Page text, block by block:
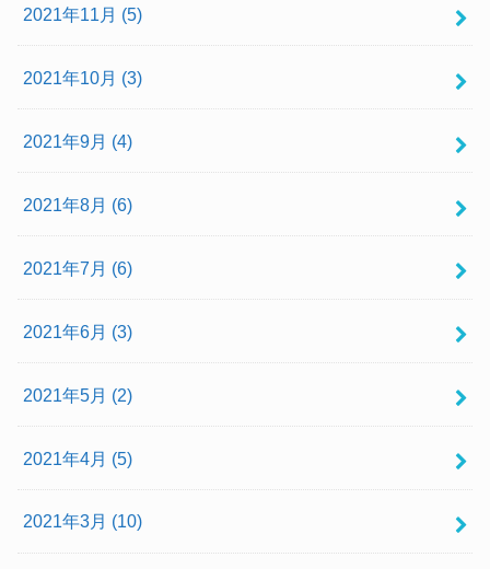
2021年11月 (5)
2021年10月 (3)
2021年9月 (4)
2021年8月 (6)
2021年7月 (6)
2021年6月 (3)
2021年5月 (2)
2021年4月 (5)
2021年3月 (10)